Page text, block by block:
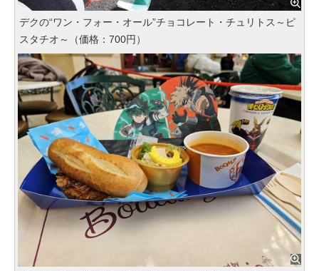
デクの“ワン・フォー・オール”チョコレート・チュリトス～ピ
スタチオ～（価格：700円）